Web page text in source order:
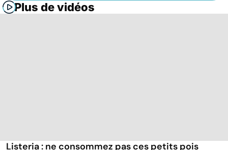
Plus de vidéos
Listeria : ne consommez pas ces petits pois